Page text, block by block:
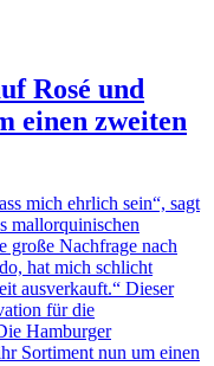
Rosé und
einen zweiten
mich ehrlich sein“, sagt
mallorquinischen
Nachfrage nach
hat mich schlicht
ausverkauft.“ Dieser
für die
Hamburger
Sortiment nun um einen